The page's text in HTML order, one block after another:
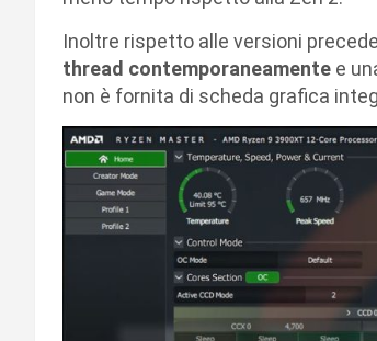
Inoltre rispetto alle versioni
thread contemporaneamente e
non è fornita di scheda grafica